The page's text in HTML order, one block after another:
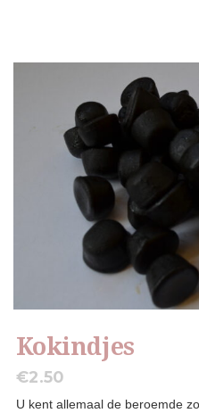
Kokindjes
€2.50
U kent allemaal de beroemde